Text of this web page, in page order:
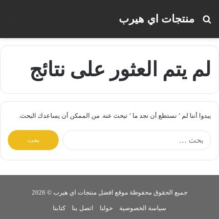
منتجات اي هيرب
بحث
لم يتم العثور على نتائج
يبدوا أننا لم ’ نستطع أن نجد ما ’ تبحث عنه. من الممكن أن يساعدك البحث.
البحث
عن:
جميع الحقوق محفوظة موقع افضل منتجات اي هيرب © 2026
سياسة الخصوصية حولنا اتصل بنا كتابنا